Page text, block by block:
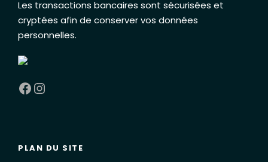
Les transactions bancaires sont sécurisées et
cryptées afin de conserver vos données
personnelles.
Facebook Instagram
PLAN DU SITE